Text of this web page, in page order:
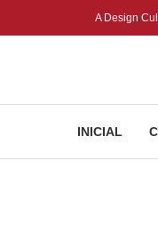
A Design
INICIAL